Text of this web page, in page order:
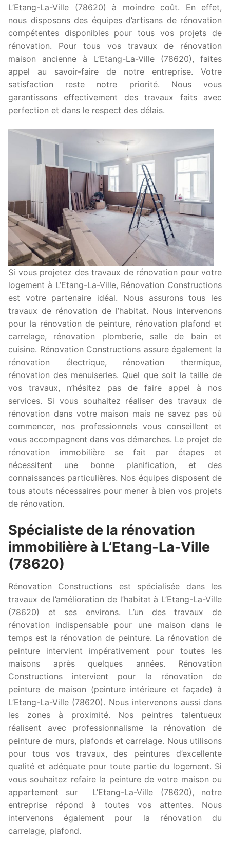
L’Etang-La-Ville (78620) à moindre coût. En effet,
nous disposons des équipes d’artisans de rénovation
compétentes disponibles pour tous vos projets de
rénovation. Pour tous vos travaux de rénovation
maison ancienne à L’Etang-La-Ville (78620), faites
appel au savoir-faire de notre entreprise. Votre
satisfaction reste notre priorité. Nous vous
garantissons effectivement des travaux faits avec
perfection et dans le respect des délais.
Si vous projetez des travaux de rénovation pour votre
logement à L’Etang-La-Ville, Rénovation Constructions
est votre partenaire idéal. Nous assurons tous les
travaux de rénovation de l’habitat. Nous intervenons
pour la rénovation de peinture, rénovation plafond et
carrelage, rénovation plomberie, salle de bain et
cuisine. Rénovation Constructions assure également la
rénovation électrique, rénovation thermique,
rénovation des menuiseries. Quel que soit la taille de
vos travaux, n’hésitez pas de faire appel à nos
services. Si vous souhaitez réaliser des travaux de
rénovation dans votre maison mais ne savez pas où
commencer, nos professionnels vous conseillent et
vous accompagnent dans vos démarches. Le projet de
rénovation immobilière se fait par étapes et
nécessitent une bonne planification, et des
connaissances particulières. Nos équipes disposent de
tous atouts nécessaires pour mener à bien vos projets
de rénovation.
Spécialiste de la rénovation
immobilière à L’Etang-La-Ville
(78620)
Rénovation Constructions est spécialisée dans les
travaux de l’amélioration de l’habitat à L’Etang-La-Ville
(78620) et ses environs. L’un des travaux de
rénovation indispensable pour une maison dans le
temps est la rénovation de peinture. La rénovation de
peinture intervient impérativement pour toutes les
maisons après quelques années. Rénovation
Constructions intervient pour la rénovation de
peinture de maison (peinture intérieure et façade) à
L’Etang-La-Ville (78620). Nous intervenons aussi dans
les zones à proximité. Nos peintres talentueux
réalisent avec professionnalisme la rénovation de
peinture de murs, plafonds et carrelage. Nous utilisons
pour tous vos travaux, des peintures d’excellente
qualité et adéquate pour toute partie du logement. Si
vous souhaitez refaire la peinture de votre maison ou
appartement sur L’Etang-La-Ville (78620), notre
entreprise répond à toutes vos attentes. Nous
intervenons également pour la rénovation du
carrelage, plafond.